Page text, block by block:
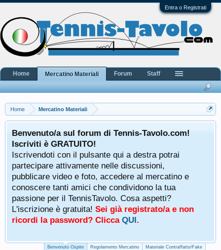
Entra o Registrati
Home Mercatino Materiali
Benvenuto/a sul forum di Tennis-Tavolo.com!
Iscriviti è GRATUITO!
Iscrivendoti con il pulsante qui a destra potrai
partecipare attivamente nelle discussioni,
pubblicare video e foto, accedere al mercatino e
conoscere tanti amici che condividono la tua
passione per il TennisTavolo. Cosa aspetti?
L'iscrizione è gratuita! Sei già registrato/a e non
ricordi la password? Clicca QUI.
Benvenuto Ospite Regolamento Mercatino Materiale Contraffatto/Fake
Home Mercatino Materiali Forum Staff